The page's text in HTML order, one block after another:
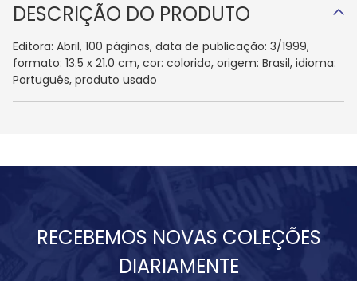
DESCRIÇÃO DO PRODUTO
Editora: Abril, 100 páginas, data de publicação: 3/1999,
formato: 13.5 x 21.0 cm, cor: colorido, origem: Brasil, idioma:
Português, produto usado
RECEBEMOS NOVAS COLEÇÕES
DIARIAMENTE